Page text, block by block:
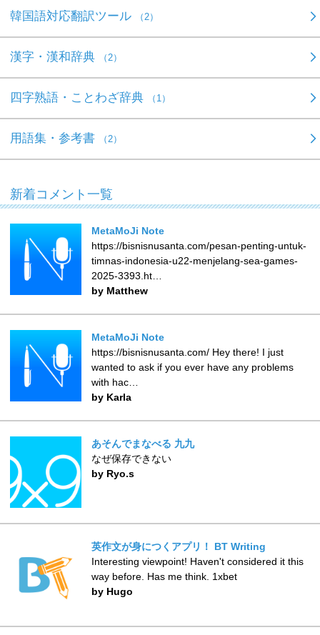
韓国語対応翻訳ツール （2）
漢字・漢和辞典 （2）
四字熟語・ことわざ辞典 （1）
用語集・参考書 （2）
新着コメント一覧
MetaMoJi Note
https://bisnisnusanta.com/pesan-penting-untuk-
timnas-indonesia-u22-menjelang-sea-games-
2025-3393.ht…
by Matthew
MetaMoJi Note
https://bisnisnusanta.com/ Hey there! I just
wanted to ask if you ever have any problems
with hac…
by Karla
あそんでまなべる 九九
なぜ保存できない
by Ryo.s
英作文が身につくアプリ！ BT Writing
Interesting viewpoint! Haven't considered it this
way before. Has me think. 1xbet
by Hugo